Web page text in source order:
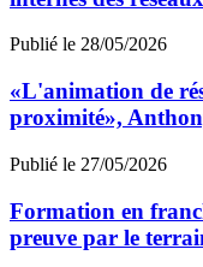
Publié le 28/05/2026
«L'animation de
proximité»,
Publié le 27/05/2026
Formation en
preuve par le